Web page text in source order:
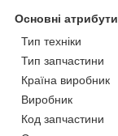
Основні атрибути
Тип техніки
Тип запчастини
Країна виробник
Виробник
Код запчастини